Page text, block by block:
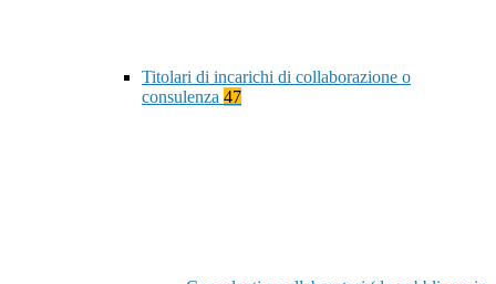
Titolari di incarichi di collaborazione o
consulenza 47